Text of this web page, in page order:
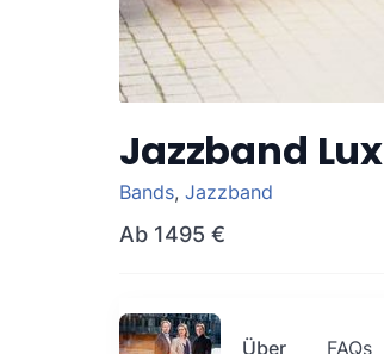
Jazzband Lux
Bands, Jazzband
Ab 1495 €
Über FAQs